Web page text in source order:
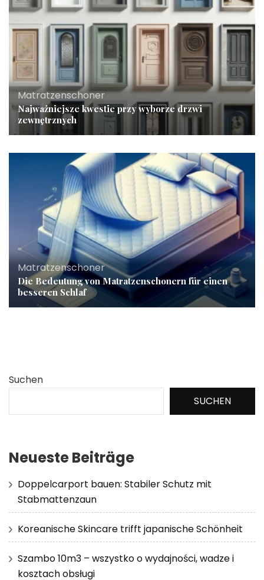
Matratzenschoner
Najważniejsze kwestie przy wyborze drzwi
zewnętrznych
Matratzenschoner
Die Bedeutung von Matratzenschonern für einen
besseren Schlaf
Suchen
SUCHEN
Neueste Beiträge
Doppelcarport bauen: Stabiler Schutz mit
Stabmattenzaun
Koreanische Skincare trifft japanische Schönheit
Szambo 10m3 – wszystko o wydajności, wadze i
kosztach obsługi